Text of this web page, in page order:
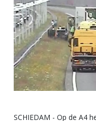
SCHIEDAM - Op de A4